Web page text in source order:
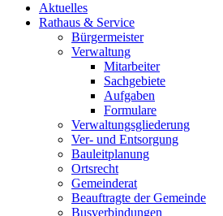
Aktuelles
Rathaus & Service
Bürgermeister
Verwaltung
Mitarbeiter
Sachgebiete
Aufgaben
Formulare
Verwaltungsgliederung
Ver- und Entsorgung
Bauleitplanung
Ortsrecht
Gemeinderat
Beauftragte der Gemeinde
Busverbindungen